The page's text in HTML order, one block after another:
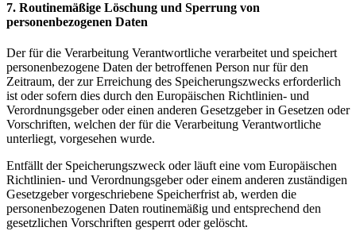
7. Routinemäßige Löschung und Sperrung von
personenbezogenen Daten
Der für die Verarbeitung Verantwortliche verarbeitet und speichert
personenbezogene Daten der betroffenen Person nur für den
Zeitraum, der zur Erreichung des Speicherungszwecks erforderlich
ist oder sofern dies durch den Europäischen Richtlinien- und
Verordnungsgeber oder einen anderen Gesetzgeber in Gesetzen oder
Vorschriften, welchen der für die Verarbeitung Verantwortliche
unterliegt, vorgesehen wurde.
Entfällt der Speicherungszweck oder läuft eine vom Europäischen
Richtlinien- und Verordnungsgeber oder einem anderen zuständigen
Gesetzgeber vorgeschriebene Speicherfrist ab, werden die
personenbezogenen Daten routinemäßig und entsprechend den
gesetzlichen Vorschriften gesperrt oder gelöscht.